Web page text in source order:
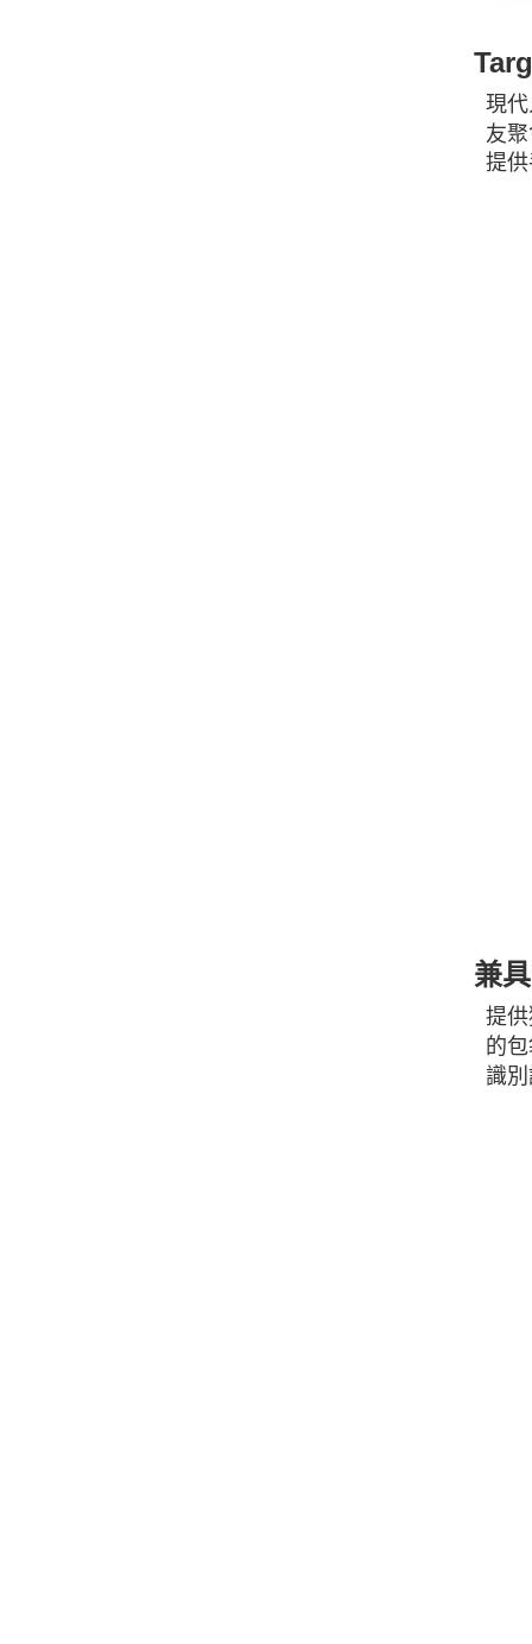
現
友
提
兼
提
的
識